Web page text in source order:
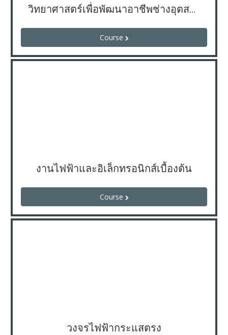
วิทยาศาสตร์เพื่อพัฒนาอาชีพช่างอุตสาหกรรม
Course
งานไฟฟ้าและอิเล็กทรอนิกส์เบื้องต้น
Course
วงจรไฟฟ้ากระแสตรง